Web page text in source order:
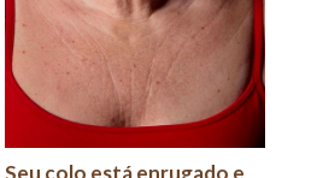
Seu colo está enrugado e